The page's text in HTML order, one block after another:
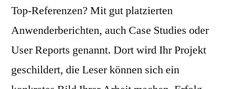
Top-Referenzen? Mit gut platzierten
Anwenderberichten, auch Case Studies oder
User Reports genannt. Dort wird Ihr Projekt
geschildert, die Leser können sich ein